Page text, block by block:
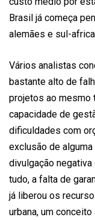
Brasil já começa
alemães e sul-
Vários analistas
bastante alto de
projetos ao mesmo
capacidade de
dificuldades com
exclusão de
divulgação
tudo, a falta de
já liberou os
urbana, um